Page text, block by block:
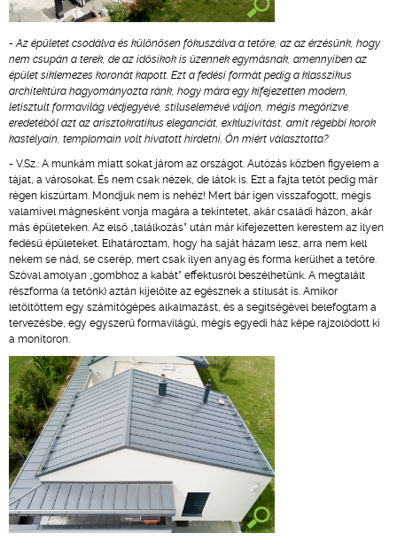
- Az épületet csodálva és különösen fókuszálva a tetőre, az az érzésünk, hogy
nem csupán a terek, de az idősíkok is üzennek egymásnak, amennyiben az
épület síklemezes koronát kapott. Ezt a fedési formát pedig a klasszikus
architektúra hagyományozta ránk, hogy mára egy kifejezetten modern,
letisztult formavilág védjegyévé, stíluselemévé váljon, mégis megőrizve
eredetéből azt az arisztokratikus eleganciát, exkluzivitást, amit régebbi korok
kastélyain, templomain volt hivatott hirdetni. Ön miért választotta?
- V.Sz.: A munkám miatt sokat járom az országot. Autózás közben figyelem a
tájat, a városokat. És nem csak nézek, de látok is. Ezt a fajta tetőt pedig már
régen kiszúrtam. Mondjuk nem is nehéz! Mert bár igen visszafogott, mégis
valamivel mágnesként vonja magára a tekintetet, akár családi házon, akár
más épületeken. Az első „találkozás” után már kifejezetten kerestem az ilyen
fedésű épületeket. Elhatároztam, hogy ha saját házam lesz, arra nem kell
nekem se nád, se cserép, mert csak ilyen anyag és forma kerülhet a tetőre.
Szóval amolyan „gombhoz a kabát” effektusról beszélhetünk. A megtalált
részforma (a tetőnk) aztán kijelölte az egésznek a stílusát is. Amikor
letöltöttem egy számítógépes alkalmazást, és a segítségével belefogtam a
tervezésbe, egy egyszerű formavilágú, mégis egyedi ház képe rajzolódott ki
a monitoron.